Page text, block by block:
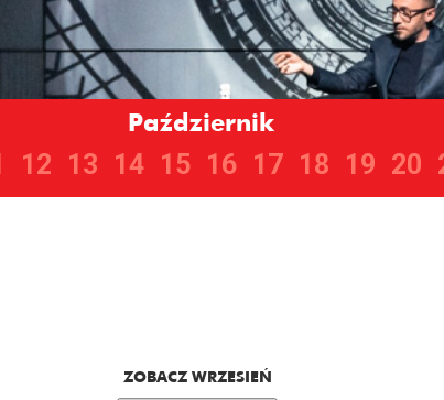
Październik
12 13 14 15 16 17 18 19 20
ZOBACZ WRZESIEŃ